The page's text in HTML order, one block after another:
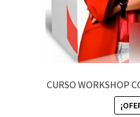
CURSO WORKSHOP